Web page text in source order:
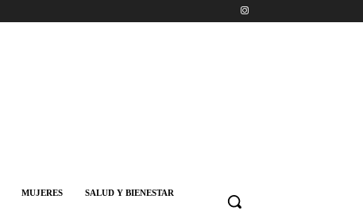
MUJERES
SALUD Y BIENESTAR